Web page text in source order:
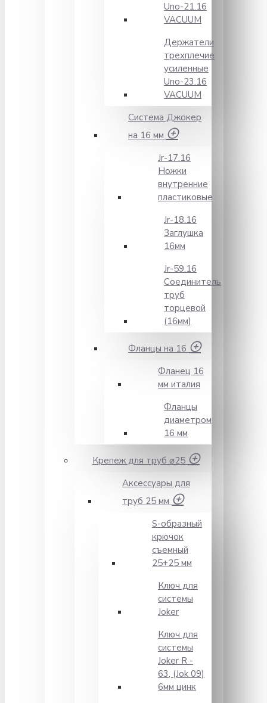
Uno-21.16
VACUUM
Держатели
трехплечие
усиленные
Unо-23.16
VACUUM
Система Джокер
на 16 мм
Jr-17.16
Ножки
внутренние
пластиковые
Jr-18.16
Заглушка
16мм
Jr-59.16
Соединитель
труб
торцевой
(16мм)
Фланцы на 16
Фланец 16
мм италия
Фланцы
диаметром
16 мм
Крепеж для труб ⌀25
Аксессуары для
труб 25 мм
S-образный
крючок
съемный
25+25 мм
Ключ для
системы
Joker
Ключ для
системы
Joker R -
63, (Jok 09)
6мм цинк